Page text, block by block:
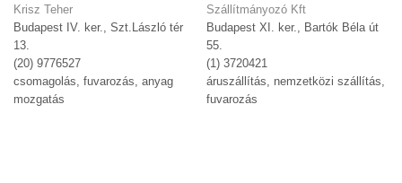
Krisz Teher
Budapest IV. ker., Szt.László tér
13.
(20) 9776527
csomagolás, fuvarozás, anyag
mozgatás
Szállítmányozó Kft
Budapest XI. ker., Bartók Béla út
55.
(1) 3720421
áruszállítás, nemzetközi szállítás,
fuvarozás